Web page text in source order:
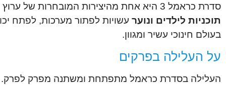
סדרת כראמל 3 היא אחת מהיצירות המובחרות של ערוץ
תוכניות לילדים ונוער עשויות לפתור מערכות, לפתח
בעולם חינוכי עשיר ומגוון.
על העלילה בפרקים
העלילה בסדרת כראמל מתפתחת ומשתנה מפרק לפרק.